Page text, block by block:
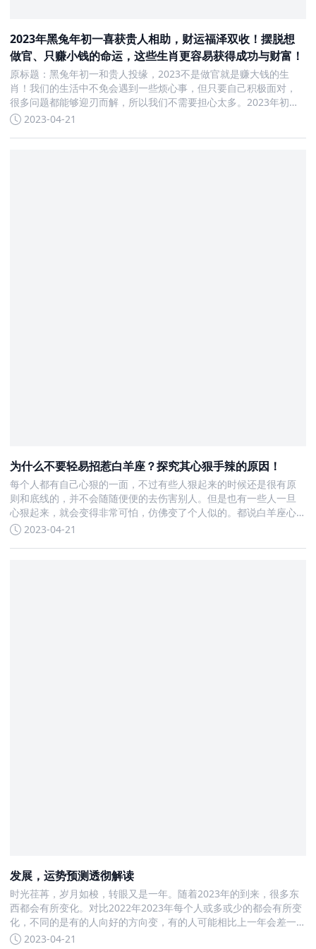
2023年黑兔年初一喜获贵人相助，财运福泽双收！摆脱想
做官、只赚小钱的命运，这些生肖更容易获得成功与财富！
原标题：黑兔年初一和贵人投缘，2023不是做官就是赚大钱的生
肖！我们的生活中不免会遇到一些烦心事，但只要自己积极面对，
很多问题都能够迎刃而解，所以我们不需要担心太多。2023年初一
开始，有三个生肖，等机遇一到，先是迎来开门红，后金财银财如
2023-04-21
为什么不要轻易招惹白羊座？探究其心狠手辣的原因！
每个人都有自己心狠的一面，不过有些人狠起来的时候还是很有原
则和底线的，并不会随随便便的去伤害别人。但是也有一些人一旦
心狠起来，就会变得非常可怕，仿佛变了个人似的。都说白羊座心
狠起来不是人，为什么这么说呢，今天我们就来了解一下白羊座心
2023-04-21
发展，运势预测透彻解读
时光荏苒，岁月如梭，转眼又是一年。随着2023年的到来，很多东
西都会有所变化。对比2022年2023年每个人或多或少的都会有所变
化，不同的是有的人向好的方向变，有的人可能相比上一年会差一
些。从星座来看，十二星座对应着不同的人，星座的运势也和人息
2023-04-21